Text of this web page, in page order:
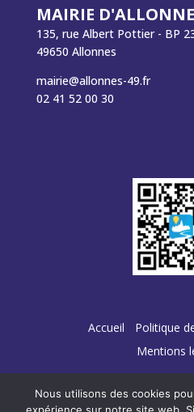
MAIRIE
135, rue Albert Pottier - BP
49650 Allonnes
mairie@allonnes-49.fr
02 41 52 00 30
Accueil
Politique
Mentions
Nous utilisons des cookies